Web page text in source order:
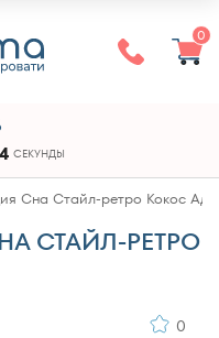
0
СЕКУНДЫ
Сна Стайл-ретро Кокос
СТАЙЛ-РЕТРО
0